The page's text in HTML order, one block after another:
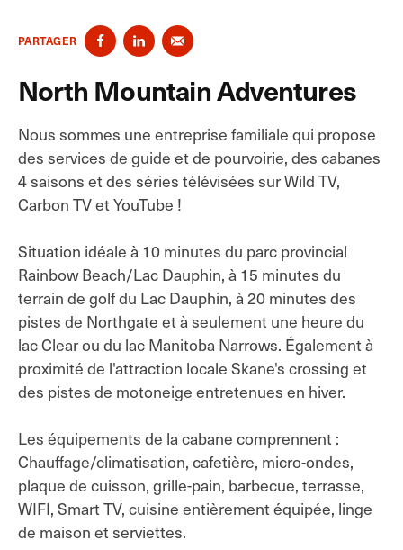
PARTAGER
North Mountain Adventures
Nous sommes une entreprise familiale qui propose
des services de guide et de pourvoirie, des cabanes
4 saisons et des séries télévisées sur Wild TV,
Carbon TV et YouTube !
Situation idéale à 10 minutes du parc provincial
Rainbow Beach/Lac Dauphin, à 15 minutes du
terrain de golf du Lac Dauphin, à 20 minutes des
pistes de Northgate et à seulement une heure du
lac Clear ou du lac Manitoba Narrows. Également à
proximité de l'attraction locale Skane's crossing et
des pistes de motoneige entretenues en hiver.
Les équipements de la cabane comprennent :
Chauffage/climatisation, cafetière, micro-ondes,
plaque de cuisson, grille-pain, barbecue, terrasse,
WIFI, Smart TV, cuisine entièrement équipée, linge
de maison et serviettes.